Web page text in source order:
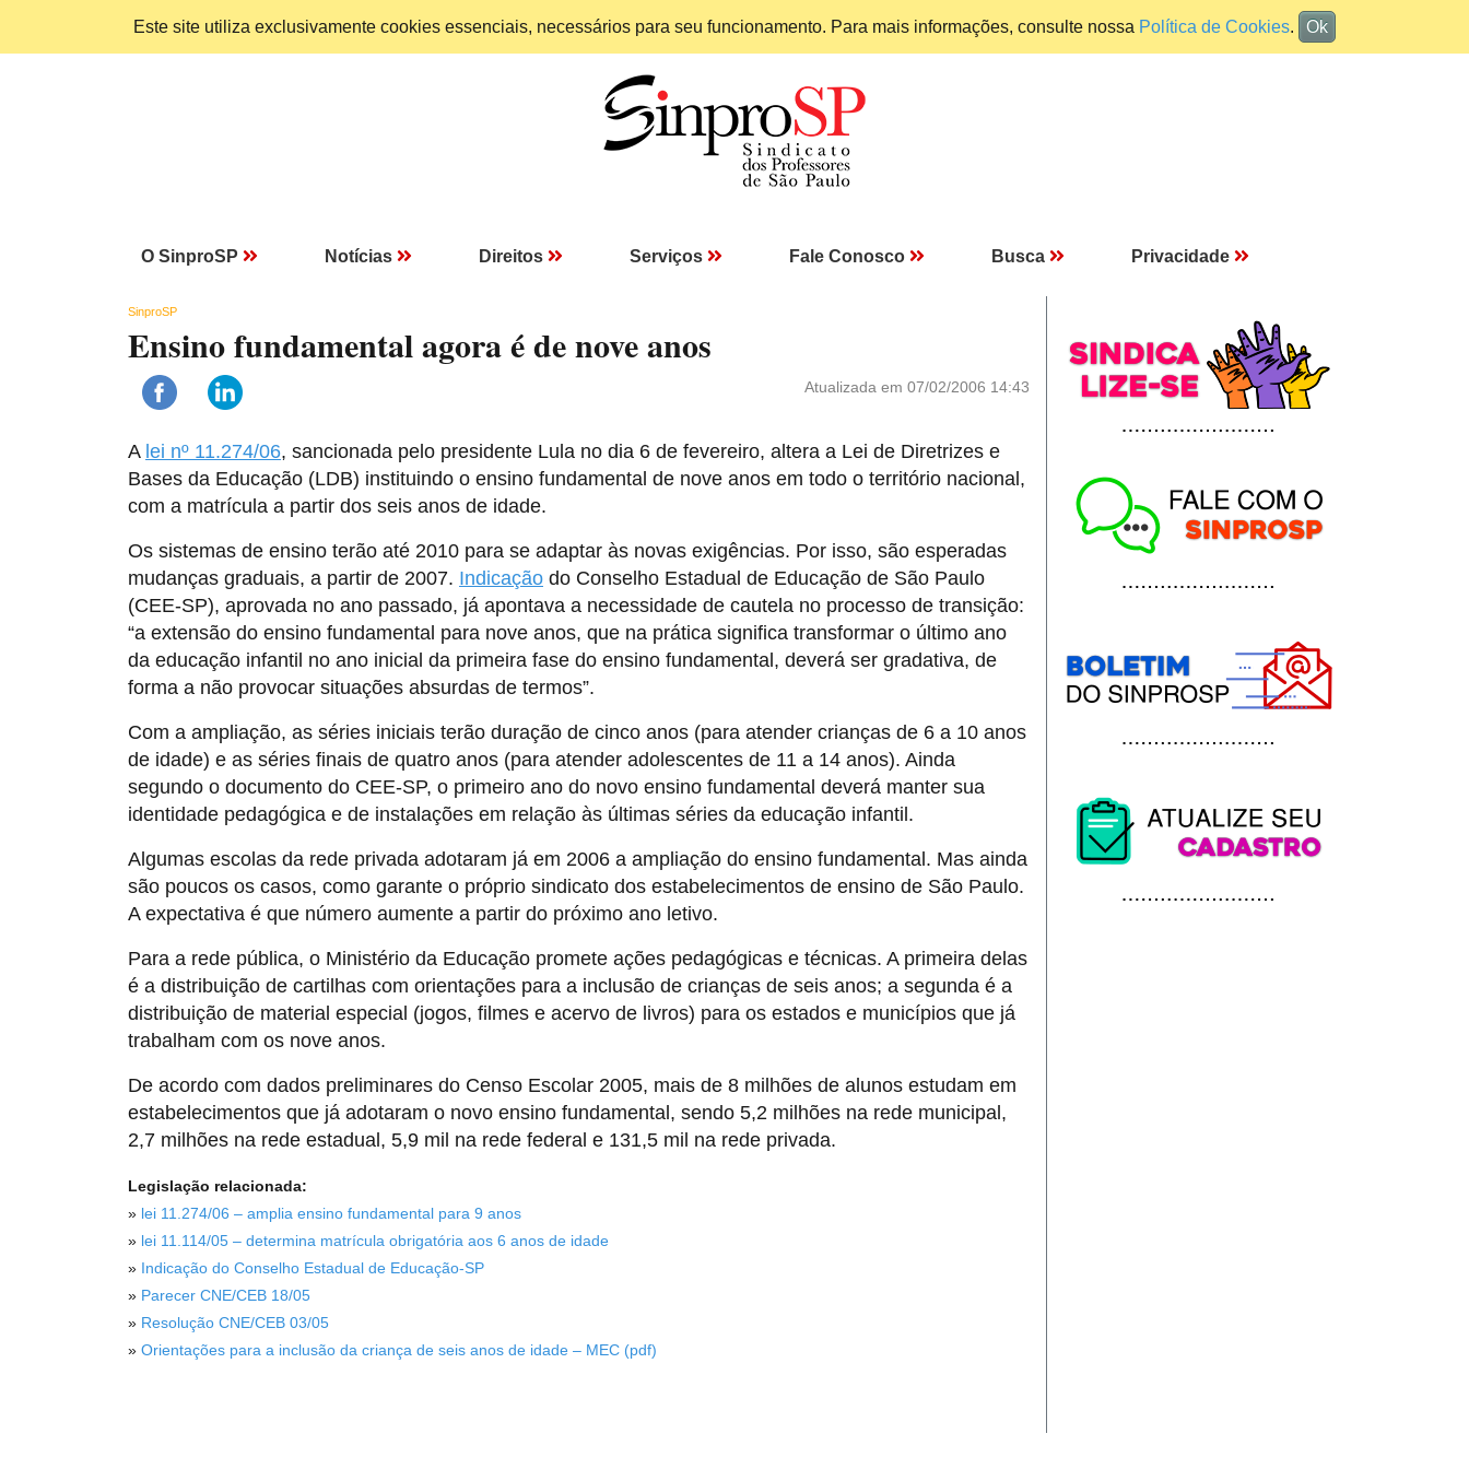
Este site utiliza exclusivamente cookies essenciais, necessários para seu funcionamento. Para mais informações, consulte nossa Política de Cookies. Ok
O SinproSP Notícias Direitos Serviços Fale Conosco Busca Privacidade
SinproSP
Ensino fundamental agora é de nove anos
Atualizada em 07/02/2006 14:43
A lei nº 11.274/06, sancionada pelo presidente Lula no dia 6 de fevereiro, altera a Lei de Diretrizes e
Bases da Educação (LDB) instituindo o ensino fundamental de nove anos em todo o território nacional,
com a matrícula a partir dos seis anos de idade.
Os sistemas de ensino terão até 2010 para se adaptar às novas exigências. Por isso, são esperadas
mudanças graduais, a partir de 2007. Indicação do Conselho Estadual de Educação de São Paulo
(CEE-SP), aprovada no ano passado, já apontava a necessidade de cautela no processo de transição:
“a extensão do ensino fundamental para nove anos, que na prática significa transformar o último ano
da educação infantil no ano inicial da primeira fase do ensino fundamental, deverá ser gradativa, de
forma a não provocar situações absurdas de termos”.
Com a ampliação, as séries iniciais terão duração de cinco anos (para atender crianças de 6 a 10 anos
de idade) e as séries finais de quatro anos (para atender adolescentes de 11 a 14 anos). Ainda
segundo o documento do CEE-SP, o primeiro ano do novo ensino fundamental deverá manter sua
identidade pedagógica e de instalações em relação às últimas séries da educação infantil.
Algumas escolas da rede privada adotaram já em 2006 a ampliação do ensino fundamental. Mas ainda
são poucos os casos, como garante o próprio sindicato dos estabelecimentos de ensino de São Paulo.
A expectativa é que número aumente a partir do próximo ano letivo.
Para a rede pública, o Ministério da Educação promete ações pedagógicas e técnicas. A primeira delas
é a distribuição de cartilhas com orientações para a inclusão de crianças de seis anos; a segunda é a
distribuição de material especial (jogos, filmes e acervo de livros) para os estados e municípios que já
trabalham com os nove anos.
De acordo com dados preliminares do Censo Escolar 2005, mais de 8 milhões de alunos estudam em
estabelecimentos que já adotaram o novo ensino fundamental, sendo 5,2 milhões na rede municipal,
2,7 milhões na rede estadual, 5,9 mil na rede federal e 131,5 mil na rede privada.
Legislação relacionada:
» lei 11.274/06 – amplia ensino fundamental para 9 anos
» lei 11.114/05 – determina matrícula obrigatória aos 6 anos de idade
» Indicação do Conselho Estadual de Educação-SP
» Parecer CNE/CEB 18/05
» Resolução CNE/CEB 03/05
» Orientações para a inclusão da criança de seis anos de idade – MEC (pdf)